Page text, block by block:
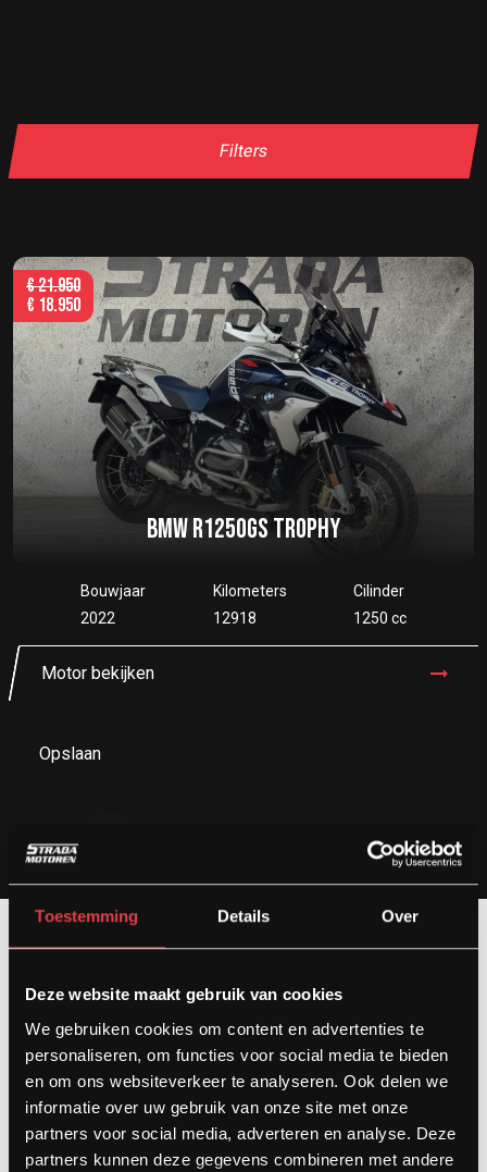
Toestemming Details Over
Deze website maakt gebruik van cookies
We gebruiken cookies om content en advertenties te
personaliseren, om functies voor social media te bieden
en om ons websiteverkeer te analyseren. Ook delen we
informatie over uw gebruik van onze site met onze
partners voor social media, adverteren en analyse. Deze
partners kunnen deze gegevens combineren met andere
Filters
BMW R1250GS TROPHY
Bouwjaar
2022
Kilometers
12918
Cilinder
1250 cc
Motor bekijken
€21.950
€ 18.950
Opslaan
Contact
Kardinaal van Rossumstraat 44-A
5104 HN Dongen
info@stradamotoren.nl
0162 782532